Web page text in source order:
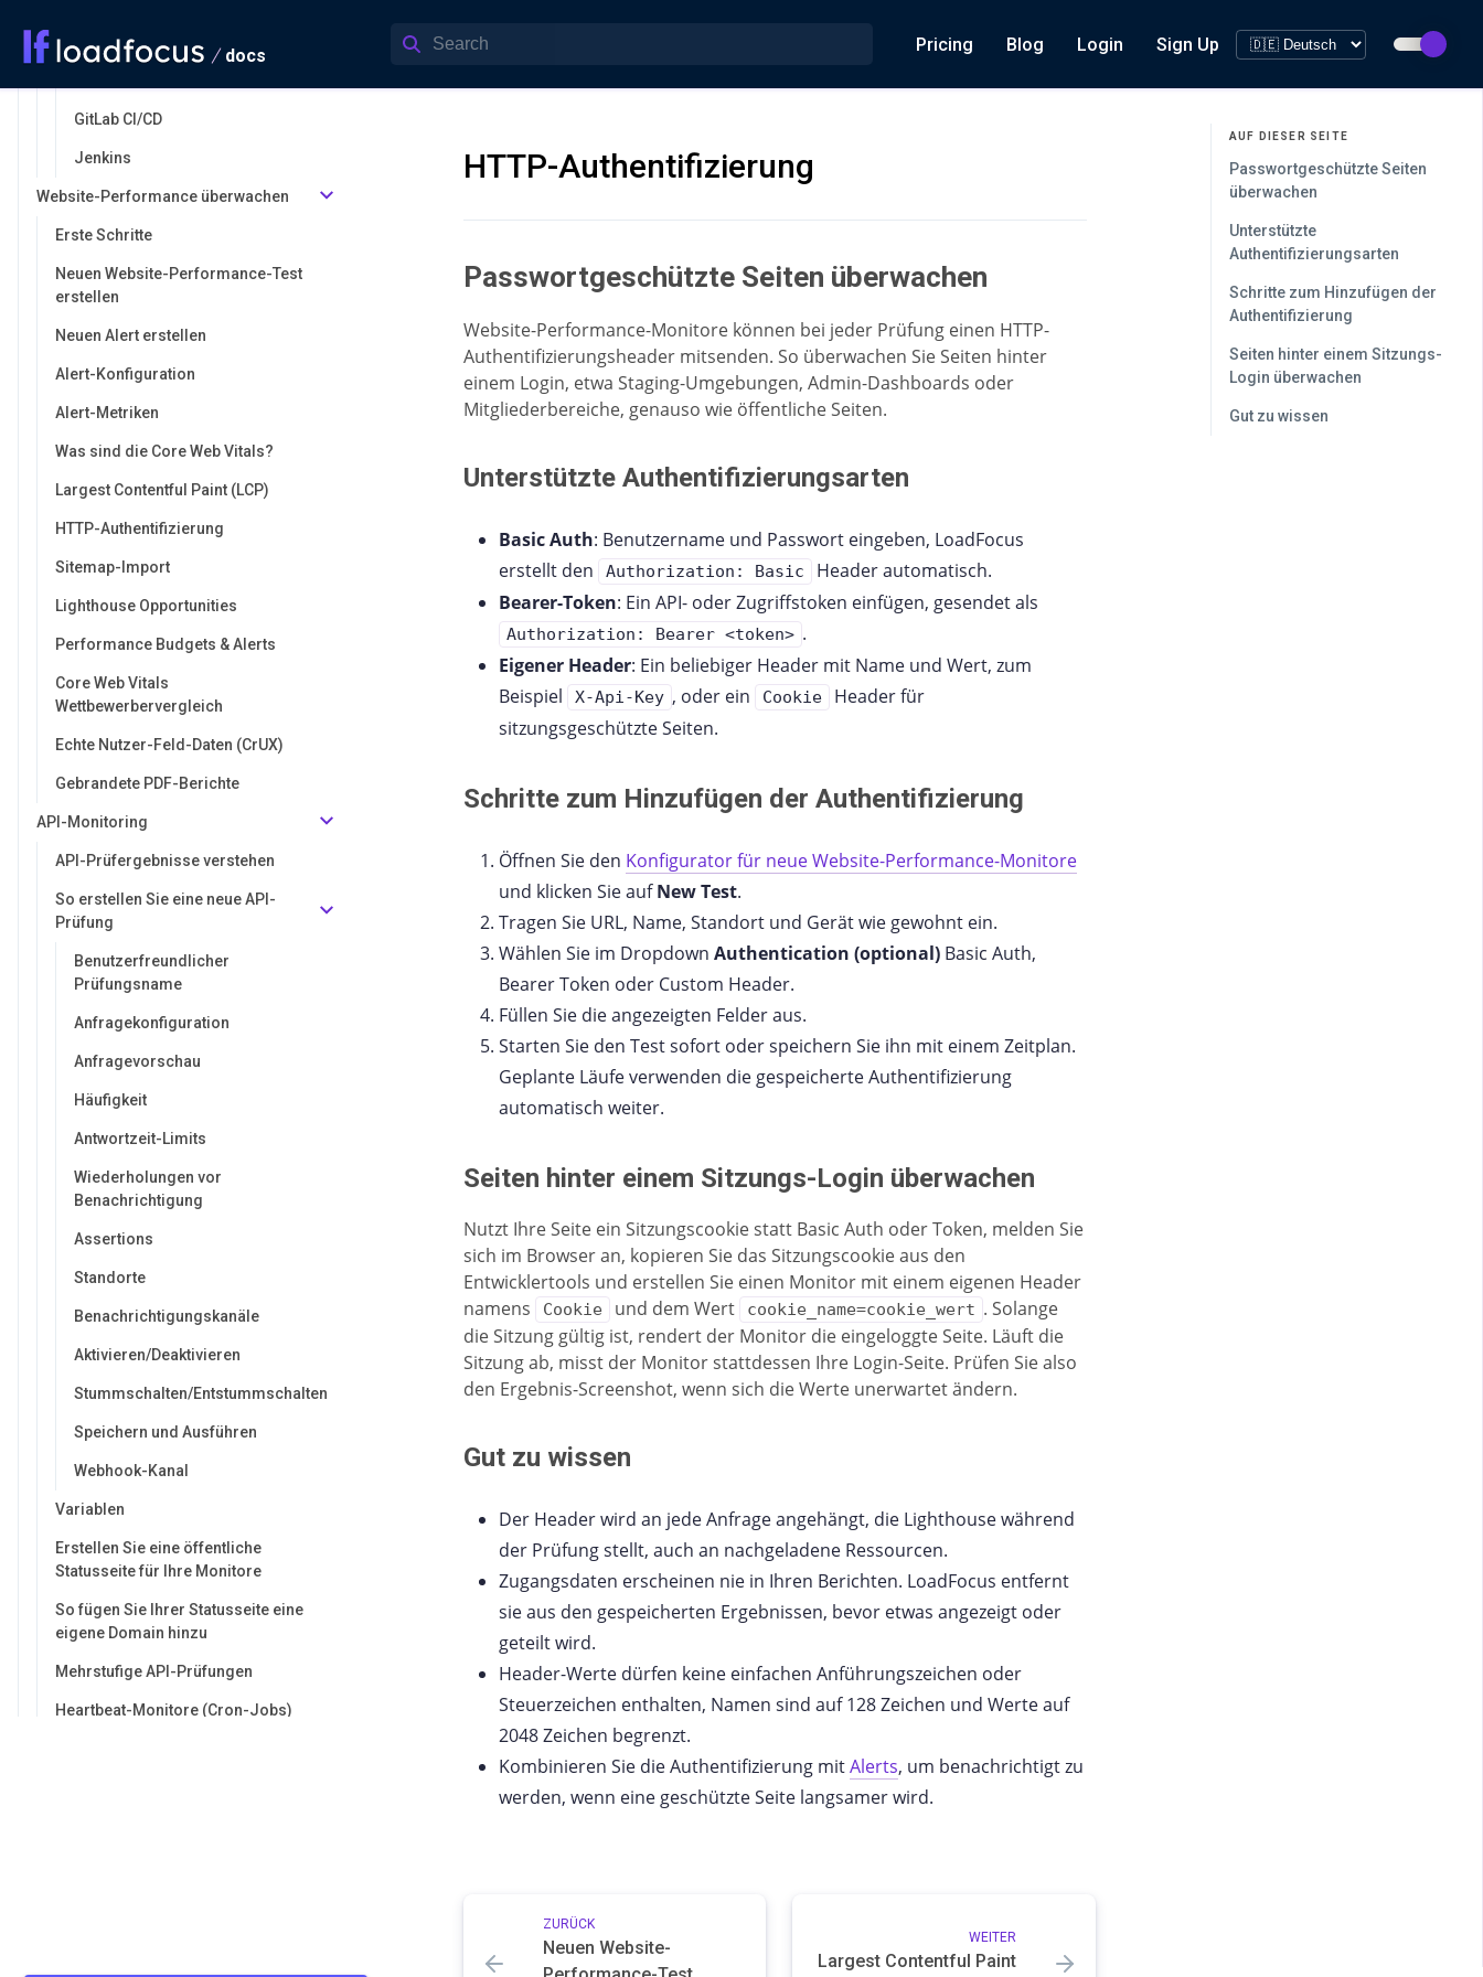
docs
Pricing Blog Login Sign Up
GitHub Actions
GitLab CI/CD
Jenkins
Website-Performance überwachen
Erste Schritte
Neuen Website-Performance-Test
erstellen
Neuen Alert erstellen
Alert-Konfiguration
Alert-Metriken
Was sind die Core Web Vitals?
Largest Contentful Paint (LCP)
HTTP-Authentifizierung
Sitemap-Import
Lighthouse Opportunities
Performance Budgets & Alerts
Core Web Vitals
Wettbewerbervergleich
Echte Nutzer-Feld-Daten (CrUX)
Gebrandete PDF-Berichte
API-Monitoring
API-Prüfergebnisse verstehen
So erstellen Sie eine neue API-
Prüfung
Benutzerfreundlicher
Prüfungsname
Anfragekonfiguration
Anfragevorschau
Häufigkeit
Antwortzeit-Limits
Wiederholungen vor
Benachrichtigung
Assertions
Standorte
Benachrichtigungskanäle
Aktivieren/Deaktivieren
Stummschalten/Entstummschalten
Speichern und Ausführen
Webhook-Kanal
Variablen
Erstellen Sie eine öffentliche
Statusseite für Ihre Monitore
So fügen Sie Ihrer Statusseite eine
eigene Domain hinzu
Mehrstufige API-Prüfungen
Heartbeat-Monitore (Cron-Jobs)
HTTP-Authentifizierung
Passwortgeschützte Seiten überwachen
Website-Performance-Monitore können bei jeder Prüfung einen HTTP-
Authentifizierungsheader mitsenden. So überwachen Sie Seiten hinter
einem Login, etwa Staging-Umgebungen, Admin-Dashboards oder
Mitgliederbereiche, genauso wie öffentliche Seiten.
Unterstützte Authentifizierungsarten
Basic Auth: Benutzername und Passwort eingeben, LoadFocus
erstellt den
Authorization: Basic
Header automatisch.
Bearer-Token: Ein API- oder Zugriffstoken einfügen, gesendet als
Authorization: Bearer <token> .
Eigener Header: Ein beliebiger Header mit Name und Wert, zum
Beispiel
X-Api-Key , oder ein Cookie
Header für
sitzungsgeschützte Seiten.
Schritte zum Hinzufügen der Authentifizierung
Öffnen Sie den Konfigurator für neue Website-Performance-Monitore
und klicken Sie aufNew Test.
Tragen Sie URL, Name, Standort und Gerät wie gewohnt ein.
Wählen Sie im Dropdown Authentication (optional) Basic Auth,
Bearer Token oder Custom Header.
Füllen Sie die angezeigten Felder aus.
Starten Sie den Test sofort oder speichern Sie ihn mit einem Zeitplan.
Geplante Läufe verwenden die gespeicherte Authentifizierung
automatisch weiter.
Seiten hinter einem Sitzungs-Login überwachen
Nutzt Ihre Seite ein Sitzungscookie statt Basic Auth oder Token, melden Sie
sich im Browser an, kopieren Sie das Sitzungscookie aus den
Entwicklertools und erstellen Sie einen Monitor mit einem eigenen Header
namens
Cookie und dem Wert cookie_name=cookie_wert . Solange
die Sitzung gültig ist, rendert der Monitor die eingeloggte Seite. Läuft die
Sitzung ab, misst der Monitor stattdessen Ihre Login-Seite. Prüfen Sie also
den Ergebnis-Screenshot, wenn sich die Werte unerwartet ändern.
Gut zu wissen
Der Header wird an jede Anfrage angehängt, die Lighthouse während
der Prüfung stellt, auch an nachgeladene Ressourcen.
Zugangsdaten erscheinen nie in Ihren Berichten. LoadFocus entfernt
sie aus den gespeicherten Ergebnissen, bevor etwas angezeigt oder
geteilt wird.
Header-Werte dürfen keine einfachen Anführungszeichen oder
Steuerzeichen enthalten, Namen sind auf 128 Zeichen und Werte auf
2048 Zeichen begrenzt.
Kombinieren Sie die Authentifizierung mitAlerts, um benachrichtigt zu
werden, wenn eine geschützte Seite langsamer wird.
ZURÜCK
Neuen Website-
WEITER
Largest Contentful Paint
AUF DIESER SEITE
Passwortgeschützte Seiten
überwachen
Unterstützte
Authentifizierungsarten
Schritte zum Hinzufügen der
Authentifizierung
Seiten hinter einem Sitzungs-
Login überwachen
Gut zu wissen